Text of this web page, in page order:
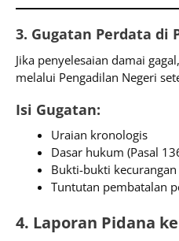
3. Gugatan Perdata di
Jika penyelesaian damai
melalui Pengadilan Negeri
Isi Gugatan:
Uraian kronologis
Dasar hukum (Pasal
Bukti-bukti kecurangan
Tuntutan pembatalan
4. Laporan Pidana